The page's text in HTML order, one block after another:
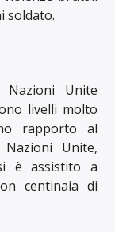
soldato.
Unite
livelli molto
rapporto al
Unite,
è assistito a
centinaia di